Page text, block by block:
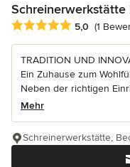
Schreinerwerkstätte
Durchschnittliche
5,0 (1
TRADITION UND
Ein Zuhause zum
Neben der richtigen
Mehr
Schreinerwerkstätte,